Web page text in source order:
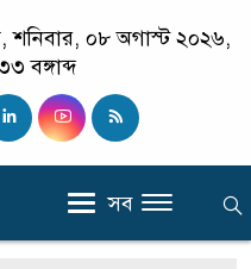
শনিবার, ০৮ অগাস্ট ২০২৬,
বঙ্গাব্দ
সব